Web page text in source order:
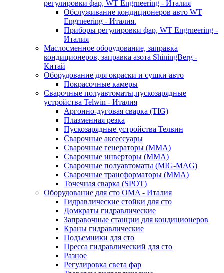
регулировки фар, WT Engrneering - Италия
Обслуживание кондиционеров авто WT
Engrneering - Италия.
Приборы регулировки фар, WT Engrneering -
Италия
Маслосменное оборудование, заправка
кондиционеров, заправка азота ShiningBerg -
Китай
Оборудование для окраски и сушки авто
Покрасочные камеры
Сварочные полуавтоматы,пускозарядные
устройства Telwin - Италия
Аргонно-дуговая сварка (TIG)
Плазменная резка
Пускозарядные устройства Телвин
Сварочные аксессуары
Сварочные генераторы (MMA)
Сварочные инверторы (MMA)
Сварочные полуавтоматы (MIG-MAG)
Сварочные трансформаторы (MMA)
Точечная сварка (SPOT)
Оборудование для сто OMA - Италия
Гидравлические стойки для сто
Домкраты гидравлические
Заправочные станции для кондиционеров
Краны гидравлические
Подъемники для сто
Пресса гидравлический для сто
Разное
Регулировка света фар